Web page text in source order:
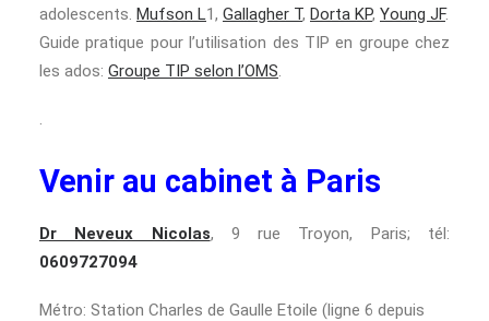
adolescents. Mufson L1, Gallagher T, Dorta KP, Young JF.
Guide pratique pour l’utilisation des TIP en groupe chez
les ados: Groupe TIP selon l’OMS.
.
Venir au cabinet à Paris
Dr Neveux Nicolas, 9 rue Troyon, Paris; tél:
0609727094
Métro: Station Charles de Gaulle Etoile (ligne 6 depuis